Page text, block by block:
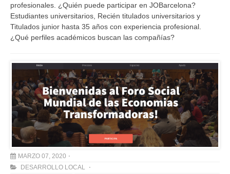
profesionales. ¿Quién puede participar en JOBarcelona?
Estudiantes universitarios, Recién titulados universitarios y
Titulados junior hasta 35 años con experiencia profesional.
¿Qué perfiles académicos buscan las compañías?
MARZO 07, 2020
DESARROLLO LOCAL